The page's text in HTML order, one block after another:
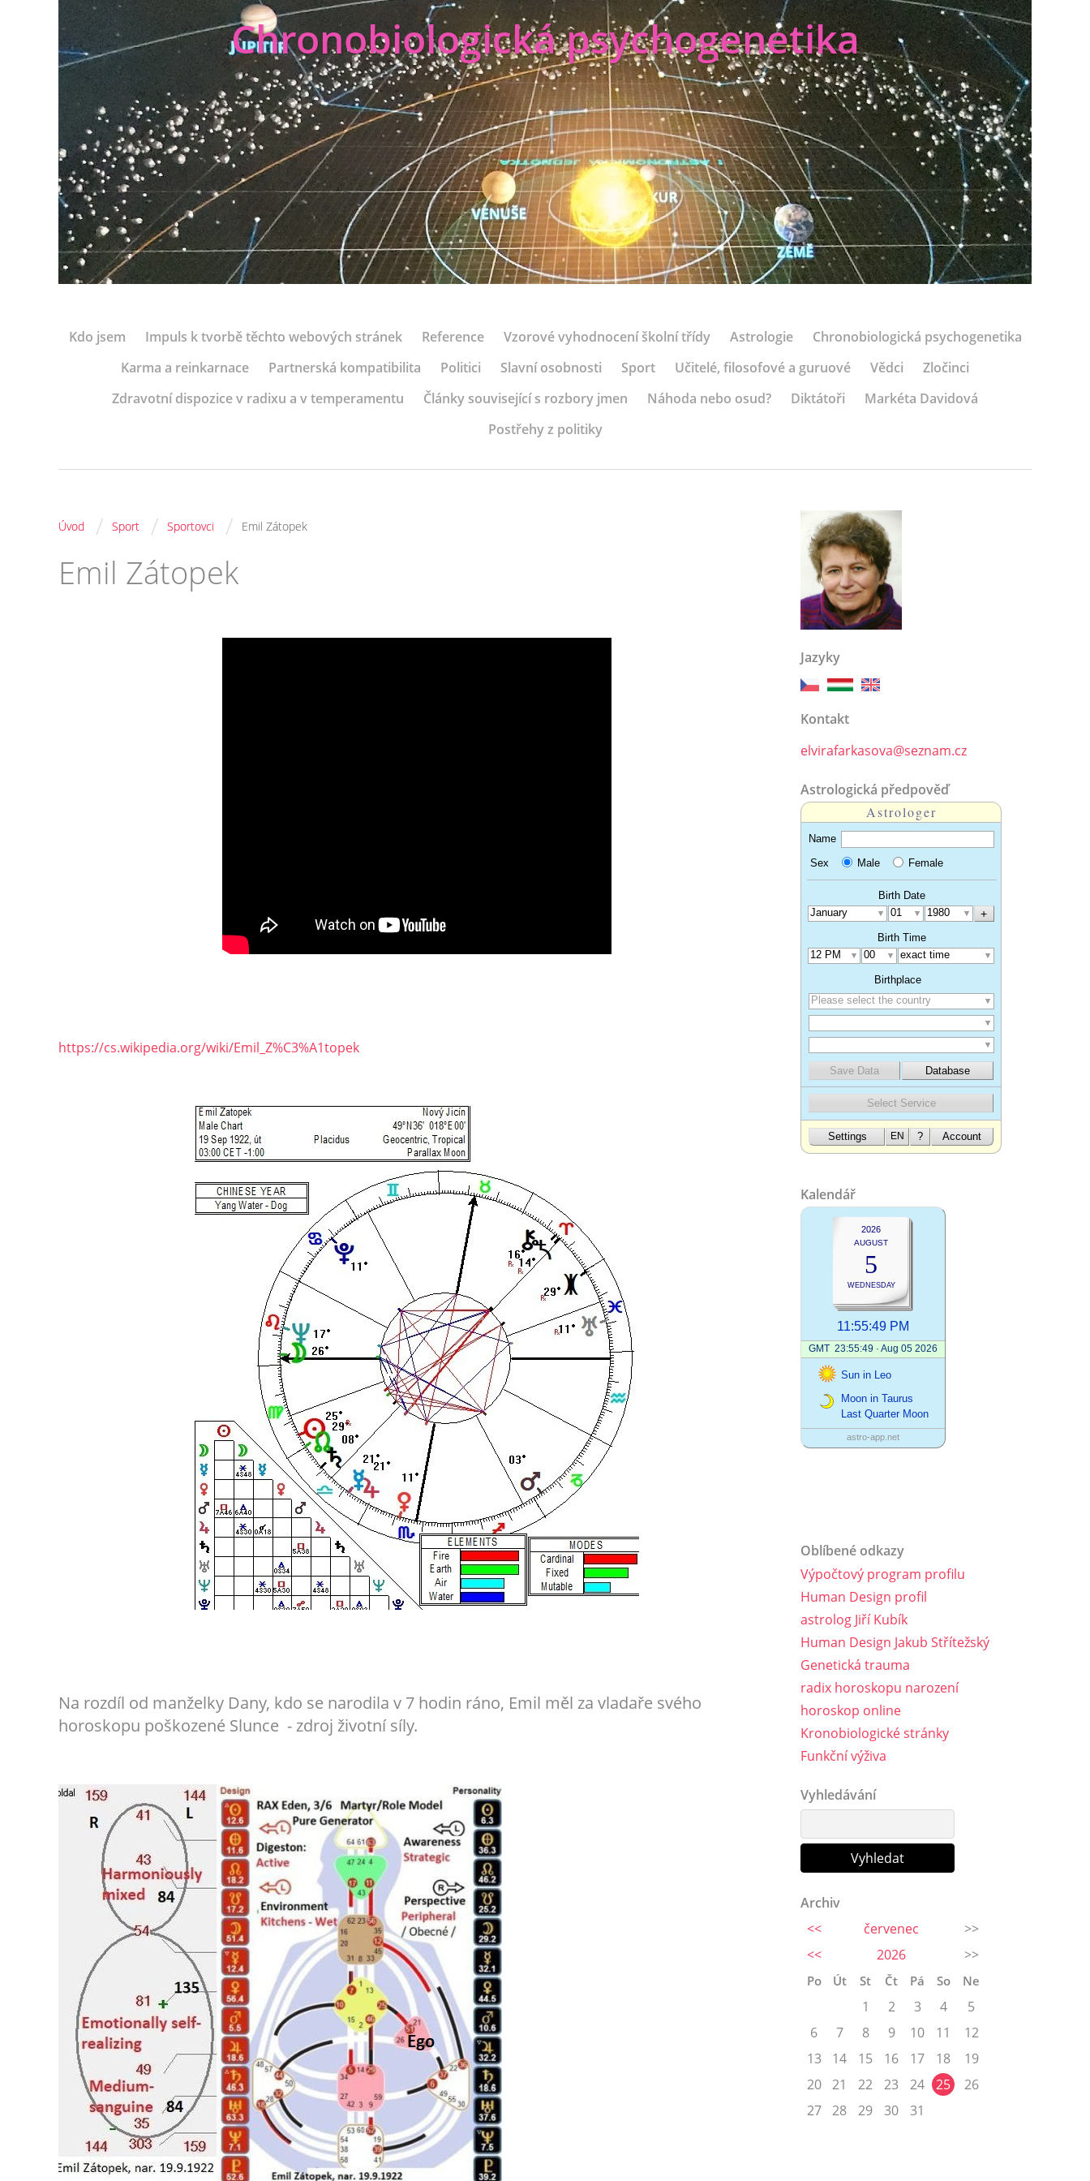
Chronobiologická psychogenetika
Kdo jsem Impuls k tvorbě těchto webových stránek Reference Vzorové vyhodnocení školní třídy Astrologie
Chronobiologická psychogenetika
Karma a reinkarnace
Partnerská kompatibilita Politici Slavní osobnosti Sport Učitelé, filosofové a guruové Vědci
Zločinci
Zdravotní dispozice v radixu a v temperamentu
Články související s rozbory jmen Náhoda nebo osud? Diktátoři
Markéta Davidová
Postřehy z politiky
Úvod / Sport / Sportovci / Emil Zátopek
Emil Zátopek
https://cs.wikipedia.org/wiki/Emil_Z%C3%A1topek
Na rozdíl od manželky Dany, kdo se narodila v 7 hodin ráno, Emil měl za vladaře svého
horoskopu poškozené Slunce - zdroj životní síly.
Jazyky
Kontakt
elvirafarkasova@seznam.cz
Astrologická předpověď
Kalendář
Oblíbené odkazy
Výpočtový program profilu
Human Design profil
astrolog Jiří Kubík
Human Design Jakub Střítežský
Genetická trauma
radix horoskopu narození
horoskop online
Kronobiologické stránky
Funkční výživa
Vyhledávání
Archiv
<<
červenec
>>
<<
2026 >>
Po Út St Čt Pá So Ne
1 2 3 4
5
6
7 8 9 10 11
12
13
14 15 16 17 18
19
20
21 22 23 24 25
26
27
28 29 30 31